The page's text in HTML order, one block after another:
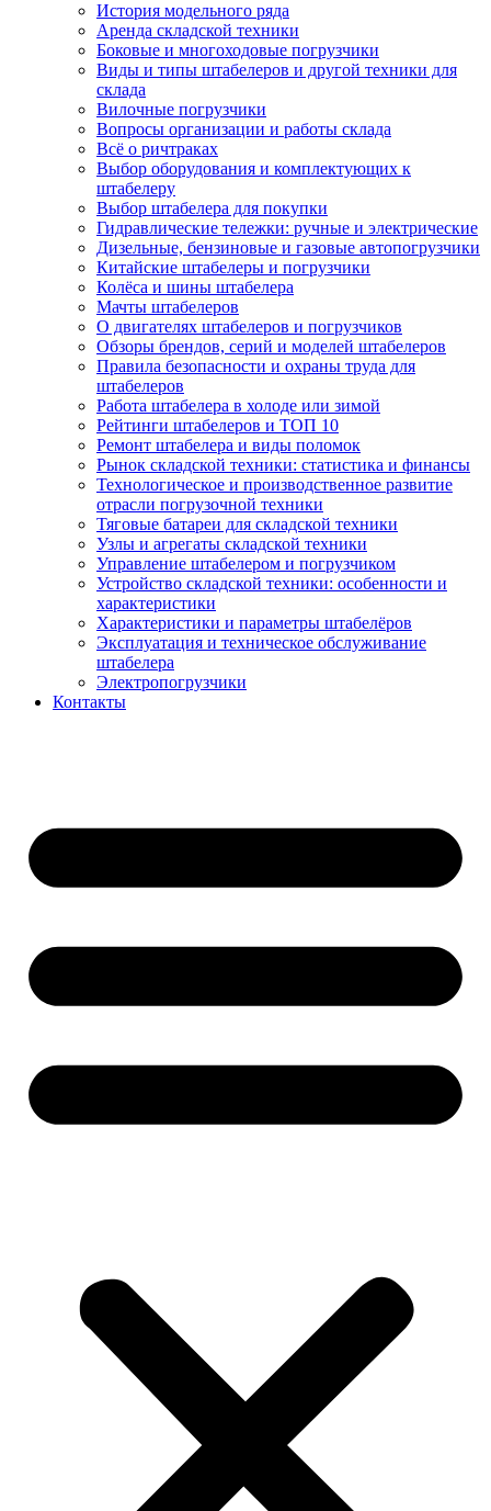
История модельного ряда
Аренда складской техники
Боковые и многоходовые погрузчики
Виды и типы штабелеров и другой техники для
склада
Вилочные погрузчики
Вопросы организации и работы склада
Всё о ричтраках
Выбор оборудования и комплектующих к
штабелеру
Выбор штабелера для покупки
Гидравлические тележки: ручные и электрические
Дизельные, бензиновые и газовые автопогрузчики
Китайские штабелеры и погрузчики
Колёса и шины штабелера
Мачты штабелеров
О двигателях штабелеров и погрузчиков
Обзоры брендов, серий и моделей штабелеров
Правила безопасности и охраны труда для
штабелеров
Работа штабелера в холоде или зимой
Рейтинги штабелеров и ТОП 10
Ремонт штабелера и виды поломок
Рынок складской техники: статистика и финансы
Технологическое и производственное развитие
отрасли погрузочной техники
Тяговые батареи для складской техники
Узлы и агрегаты складской техники
Управление штабелером и погрузчиком
Устройство складской техники: особенности и
характеристики
Характеристики и параметры штабелёров
Эксплуатация и техническое обслуживание
штабелера
Электропогрузчики
Контакты